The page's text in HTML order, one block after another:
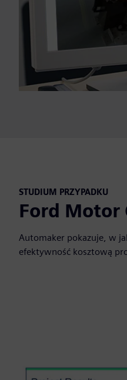
STUDIUM PRZYPADKU
Ford Motor
Automaker pokazuje, w
efektywność kosztową